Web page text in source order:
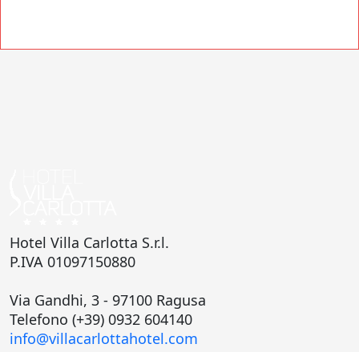
Hotel Villa Carlotta S.r.l.
P.IVA 01097150880
Via Gandhi, 3 - 97100 Ragusa
Telefono (+39) 0932 604140
info@villacarlottahotel.com